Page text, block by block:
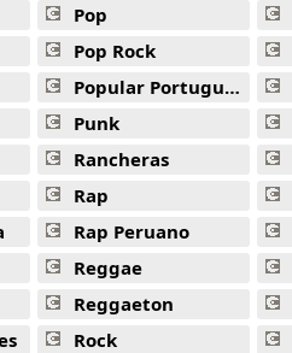
Pop
Pop Rock
Popular Portuguesa
Punk
Rancheras
Rap
Rap Peruano
Reggae
Reggaeton
Rock